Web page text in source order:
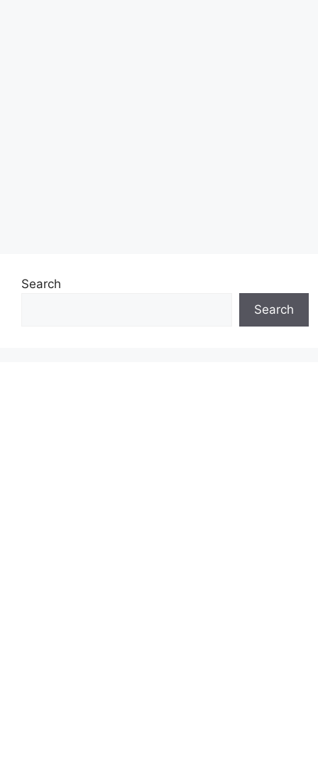
Search
Search